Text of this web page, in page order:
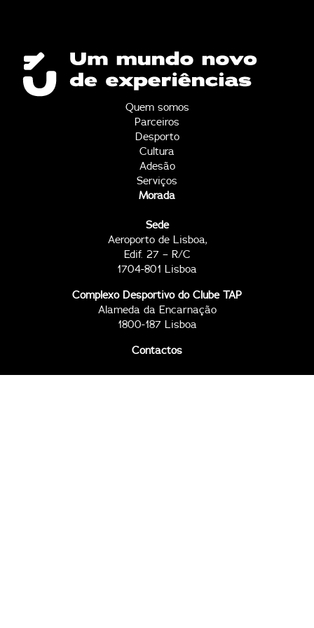
Quem somos
Parceiros
Desporto
Cultura
Adesão
Serviços
Morada
Sede
Aeroporto de Lisboa,
Edif. 27 – R/C
1704-801 Lisboa
Complexo Desportivo do Clube TAP
Alameda da Encarnação
1800-187 Lisboa
Contactos